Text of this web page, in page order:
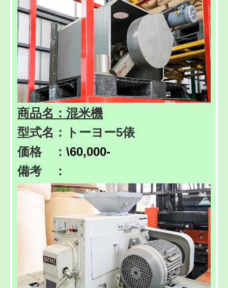
商品名：混米機
型式名：トーヨー5俵
価格 ：\60,000-
備考 ：